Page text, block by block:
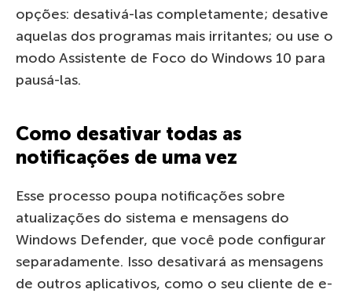
opções: desativá-las completamente; desative
aquelas dos programas mais irritantes; ou use o
modo Assistente de Foco do Windows 10 para
pausá-las.
Como desativar todas as
notificações de uma vez
Esse processo poupa notificações sobre
atualizações do sistema e mensagens do
Windows Defender, que você pode configurar
separadamente. Isso desativará as mensagens
de outros aplicativos, como o seu cliente de e-